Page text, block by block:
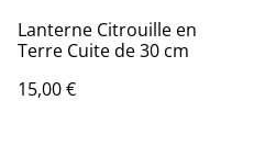
Lanterne Citrouille en
Terre Cuite de 30 cm
15,00 €